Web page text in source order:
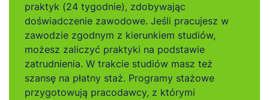
praktyk (24 tygodnie), zdobywając
doświadczenie zawodowe. Jeśli pracujesz w
zawodzie zgodnym z kierunkiem studiów,
możesz zaliczyć praktyki na podstawie
zatrudnienia. W trakcie studiów masz też
szansę na płatny staż. Programy stażowe
przygotowują pracodawcy, z którymi